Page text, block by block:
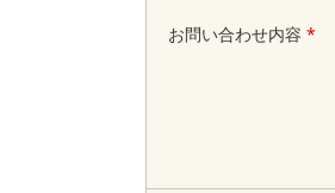
お問い合わせ内容 *